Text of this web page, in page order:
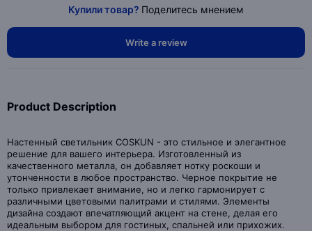
Купили товар? Поделитесь мнением
Write a review
Product Description
Настенный светильник COSKUN - это стильное и элегантное
решение для вашего интерьера. Изготовленный из
качественного металла, он добавляет нотку роскоши и
утонченности в любое пространство. Черное покрытие не
только привлекает внимание, но и легко гармонирует с
различными цветовыми палитрами и стилями. Элементы
дизайна создают впечатляющий акцент на стене, делая его
идеальным выбором для гостиных, спальней или прихожих.